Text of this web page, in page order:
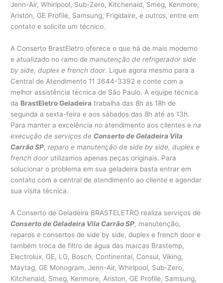
Jenn-Air, Whirlpool, Sub-Zero, Kitchenaid, Smeg, Kenmore,
Ariston, GE Profile, Samsung, Frigidaire, e outros, entre em
contato e solicite um técnico.
A Conserto BrastEletro oferece o que há de mais moderno
e atualizado no ramo demanutenção de refrigerador side
by side, duplex e french door. Ligue agora mesmo para a
Central de Atendimento 11 3644-3392 e conte com a
melhor assistência técnica de São Paulo. A equipe técnica
da BrastEletro Geladeira trabalha das 8h as 18h de
segunda a sexta-feira e aos sábados das 8h até as 13h.
Para manter a excelência no atendimento aos clientes ena
execução de serviços de Conserto de Geladeira Vila
Carrão SP, reparo e manutenção de side by side, duplex e
french door utilizamos apenas peças originais. Para
solucionar o problema em sua geladeira basta entrar em
contato com a central de atendimento ao cliente e agendar
sua visita técnica.
A Conserto de Geladeira BRASTELETRO realiza serviços de
Conserto de Geladeira Vila Carrão SP, manutenção,
reparos e consertos de side by side, duplex e french door e
também troca de filtro de água das marcas Brastemp,
Electrolux, GE, LG, Bosch, Continental, Consul, Viking,
Maytag, GE Monogram, Jenn-Air, Whirlpool, Sub-Zero,
Kitchenaid, Smeg, Kenmore, Ariston, GE Profile, Samsung,